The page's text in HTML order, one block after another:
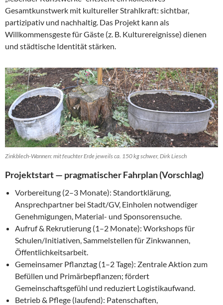
Gesamtkunstwerk mit kultureller Strahlkraft: sichtbar,
partizipativ und nachhaltig. Das Projekt kann als
Willkommensgeste für Gäste (z. B. Kulturereignisse) dienen
und städtische Identität stärken.
Zinkblech-Wannen: mit feuchter Erde jeweils ca. 150 kg schwer, Dirk Liesch
Projektstart — pragmatischer Fahrplan (Vorschlag)
Vorbereitung (2–3 Monate): Standortklärung,
Ansprechpartner bei Stadt/GV, Einholen notwendiger
Genehmigungen, Material- und Sponsorensuche.
Aufruf & Rekrutierung (1–2 Monate): Workshops für
Schulen/Initiativen, Sammelstellen für Zinkwannen,
Öffentlichkeitsarbeit.
Gemeinsamer Pflanztag (1–2 Tage): Zentrale Aktion zum
Befüllen und Primärbepflanzen; fördert
Gemeinschaftsgefühl und reduziert Logistikaufwand.
Betrieb & Pflege (laufend): Patenschaften,